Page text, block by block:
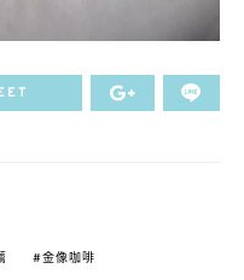
金像咖啡